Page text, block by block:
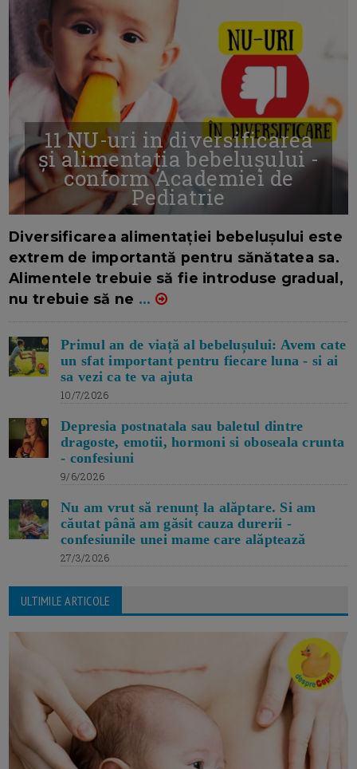
11 NU-uri in diversificarea
și alimentația bebelușului -
conform Academiei de
Pediatrie
Diversificarea alimentației bebelușului este
extrem de importantă pentru sănătatea sa.
Alimentele trebuie să fie introduse gradual,
nu trebuie să ne ...
Primul an de viață al bebelușului: Avem cate
un sfat important pentru fiecare luna - si ai
sa vezi ca te va ajuta
10/7/2026
Depresia postnatala sau baletul dintre
dragoste, emotii, hormoni si oboseala crunta
- confesiuni
9/6/2026
Nu am vrut să renunț la alăptare. Si am
căutat până am găsit cauza durerii -
confesiunile unei mame care alăptează
27/3/2026
ULTIMILE ARTICOLE